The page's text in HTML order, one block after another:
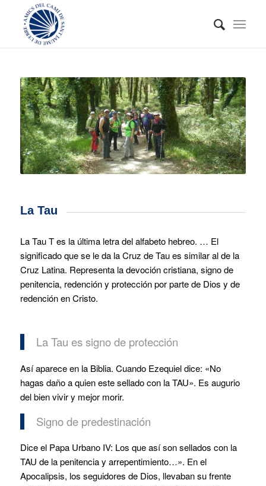
La Tau
La Tau T es la última letra del alfabeto hebreo. … El
significado que se le da la Cruz de Tau es similar al de la
Cruz Latina. Representa la devoción cristiana, signo de
penitencia, redención y protección por parte de Dios y de
redención en Cristo.
La Tau es signo de protección
Así aparece en la Biblia. Cuando Ezequiel dice: «No
hagas daño a quien este sellado con la TAU». Es augurio
del bien vivir y mejor morir.
Signo de predestinación
Dice el Papa Urbano IV: Los que así son sellados con la
TAU de la penitencia y arrepentimiento…». En el
Apocalipsis, los seguidores de Dios, llevaban su frente